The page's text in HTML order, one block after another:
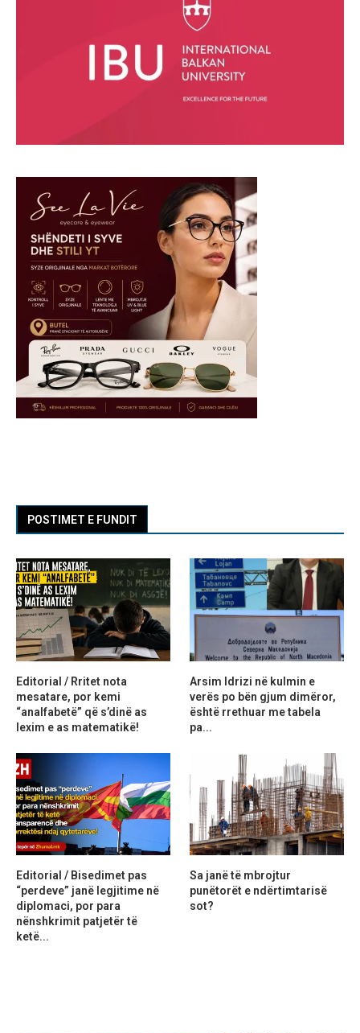
POSTIMET E FUNDIT
Editorial / Rritet nota
mesatare, por kemi
“analfabetë” që s’dinë as
lexim e as matematikë!
Arsim Idrizi në kulmin e
verës po bën gjum dimëror,
është rrethuar me tabela
pa...
Editorial / Bisedimet pas
“perdeve” janë legjitime në
diplomaci, por para
nënshkrimit patjetër të
ketë...
Sa janë të mbrojtur
punëtorët e ndërtimtarisë
sot?